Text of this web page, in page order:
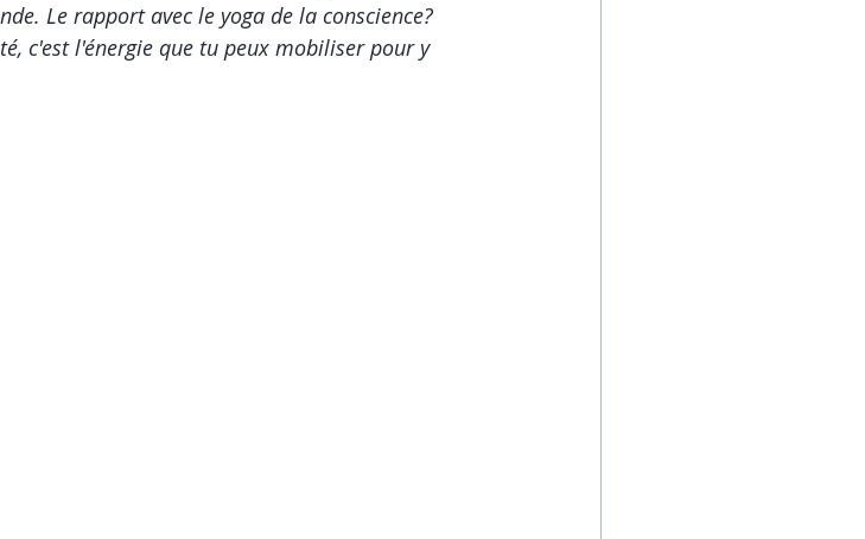
Le rapport avec le yoga de la conscience?
c'est l'énergie que tu peux mobiliser pour y